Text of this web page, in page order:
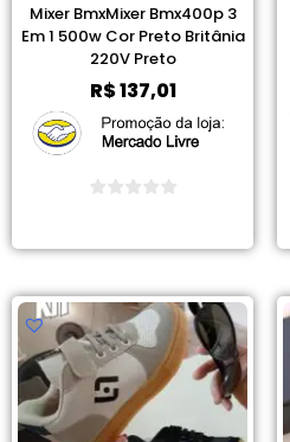
Mixer BmxMixer Bmx400p 3
Em 1 500w Cor Preto Britânia
220V Preto
R$137,01